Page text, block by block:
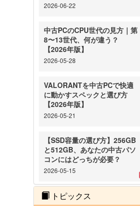
2026-06-22
中古PCのCPU世代の見方｜第
8〜13世代、何が違う？
【2026年版】
2026-05-28
VALORANTを中古PCで快適
に動かすスペックと選び方
【2026年版】
2026-05-21
【SSD容量の選び方】256GB
と512GB、あなたの中古パソ
コンにはどっちが必要？
2026-05-15
トピックス